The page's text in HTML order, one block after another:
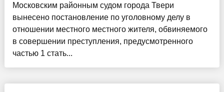
Московским районным судом города Твери
вынесено постановление по уголовному делу в
отношении местного местного жителя, обвиняемого
в совершении преступления, предусмотренного
частью 1 стать...